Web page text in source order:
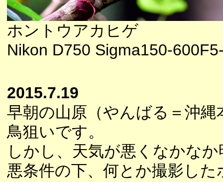
ホントウアカヒゲ
Nikon D750 Sigma150-
2015.7.19
早朝の山原（やんばる＝沖
鳥狙いです。
しかし、天気が悪くなかな
悪条件の下、何とか撮影し